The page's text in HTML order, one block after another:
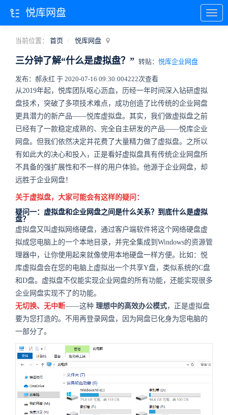
当前位置： 首页 悦库网盘
三分钟了解“什么是虚拟盘？” 转贴： 悦库企业网盘
发布：郝永红 于 2020-07-16 09:30:004222次查看
从2019年起，悦库团队呕心沥血，历经一年时间深入钻研虚拟
盘技术，突破了多项技术难点，成功创造了比传统的企业网盘
更具潜力的新产品——悦库虚拟盘。其实，我们做虚拟盘之前
已经有了一款稳定成熟的、完全自主研发的产品——悦库企业
网盘。但我们依然决定并花费了大量精力做了虚拟盘。之所以
有如此大的决心和投入，正是看好虚拟盘具有传统企业网盘所
不具备的强扩展性和不一样的用户体验。他源于企业网盘，却
远胜于企业网盘！
关于虚拟盘，大家可能会有这样的疑问：
疑问一：虚拟盘和企业网盘之间是什么关系？到底什么是虚拟
盘？
虚拟盘又叫虚拟网络硬盘，通过客户端软件将这个网络硬盘虚
拟成您电脑上的一个本地目录，并完全集成到Windows的资源管
理器中，让你使用起来就像使用本地硬盘一样方便。比如：悦
库虚拟盘会在您的电脑上虚拟出一个共享Y盘，类似系统的C盘
和D盘。虚拟盘不仅能实现企业网盘的所有功能，还能实现很多
企业网盘实现不了的功能。
无切换、无中断——这种 理想中的高效办公模式，正是虚拟盘
要为您打造的。不用再登录网盘，因为网盘已化身为您电脑的
一部分了。
悦库网盘